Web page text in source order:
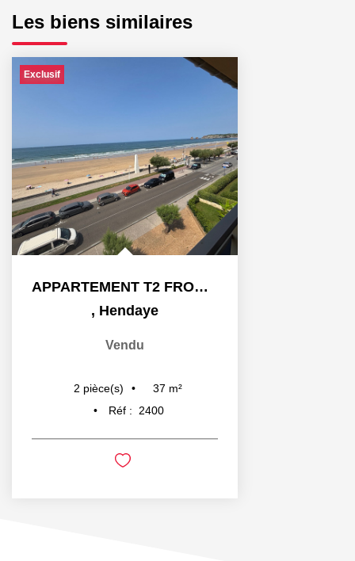
Les biens similaires
Exclusif
APPARTEMENT T2 FRONT DE MER
, Hendaye
Vendu
2 pièce(s) 37 m²
Réf :
2400